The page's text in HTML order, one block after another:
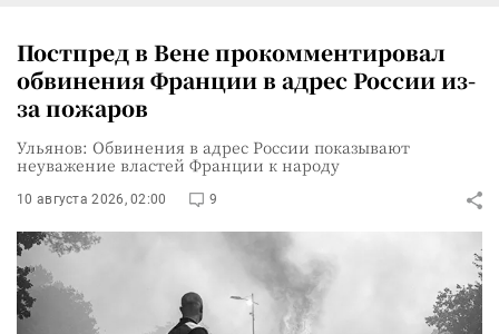
Постпред в Вене прокомментировал
обвинения Франции в адрес России из-
за пожаров
Ульянов: Обвинения в адрес России показывают
неуважение властей Франции к народу
10 августа 2026, 02:00 9